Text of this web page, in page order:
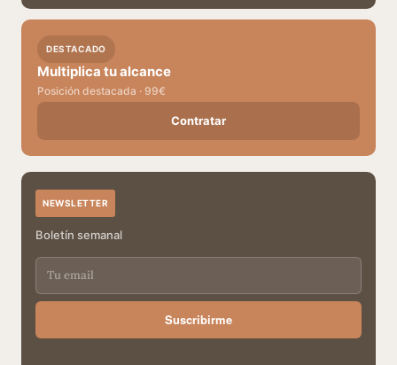
DESTACADO
Multiplica tu alcance
Posición destacada · 99€
Contratar
NEWSLETTER
Boletín semanal
Suscribirme